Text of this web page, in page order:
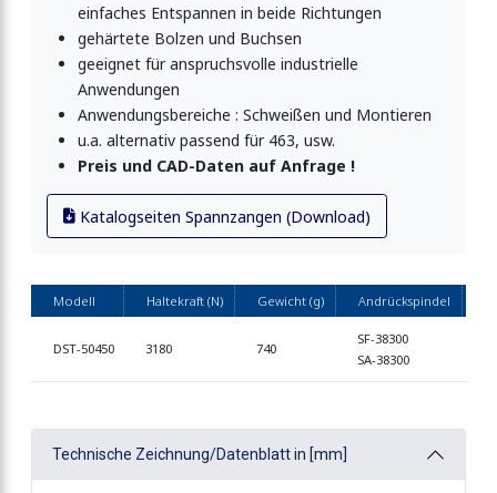
2000N
Spannzwinge 2000N
einfaches Entspannen in beide Richtungen
gehärtete Bolzen und Buchsen
geeignet für anspruchsvolle industrielle
Anwendungen
Anwendungsbereiche : Schweißen und Montieren
u.a. alternativ passend für 463, usw.
Preis und CAD-Daten auf Anfrage !
Katalogseiten Spannzangen (Download)
Modell Haltekraft (N) Gewicht (g) Andrückspindel
DST-50450 3180 740
SF-38300
SA-38300
Technische Zeichnung/Datenblatt in [mm]